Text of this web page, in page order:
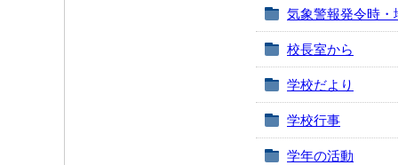
気象警報発令時
校長室から
学校だより
学校行事
学年の活動